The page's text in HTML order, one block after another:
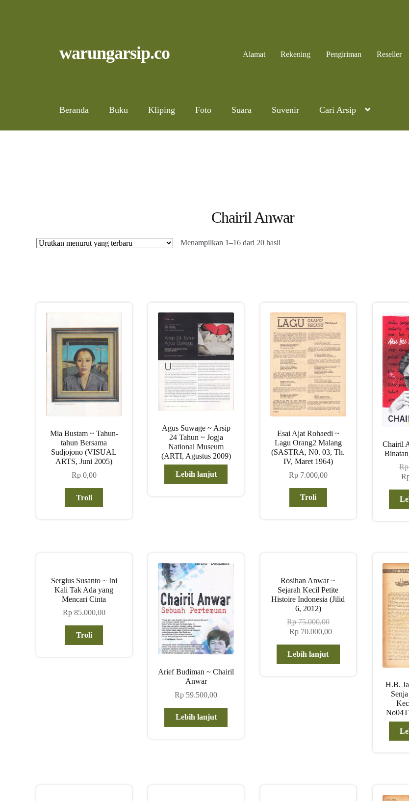
to
to
warungarsip.co Alamat Rekening Pengiriman Reseller
Beranda Buku Kliping Foto Suara Suvenir Cari Arsip
Chairil Anwar
Menampilkan 1–16 dari 20 hasil
Mia Bustam ~ Tahun-
tahun Bersama
Sudjojono (VISUAL
ARTS, Juni 2005)
Rp0,00
Troli
Agus Suwage ~ Arsip
24 Tahun ~ Jogja
National Museum
(ARTI, Agustus 2009)
Lebih lanjut
Esai Ajat Rohaedi ~
Lagu Orang2 Malang
(SASTRA, N0. 03, Th.
IV, Maret 1964)
Rp7.000,00
Troli
Chairil
Rp
Sergius Susanto ~ Ini
Kali Tak Ada yang
Mencari Cinta
Rp85.000,00
Troli
Arief Budiman ~ Chairil
Anwar
Rp 59.500,00
Lebih lanjut
Rosihan Anwar ~
Sejarah Kecil Petite
Histoire Indonesia (Jilid
6, 2012)
Rp75.000,00
Harga
adalah:
Rp 75.000,00.
Rp70.000,00Harga
Lebih lanjut
H.B.